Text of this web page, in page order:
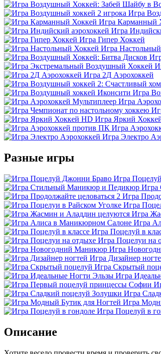
Игра
Игра Карманный
Игра
Игра Гипер Хоккей
Игра
Игра 2Д Аэрохоккей
Игра
Игра
Игра Яркий
Игра
Игра Электро
Разные игры
Игра
Игра
Игра
Игра
Игра
Игра
Игра Поцелуй в
Игра Поцелуи на
Игра
Игра Дизайнер
Игра Скрытый
Игра
Игра
Игра
Игра Поцелуй в
Описание